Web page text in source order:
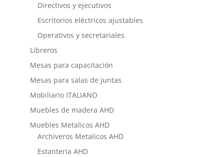
Directivos y ejecutivos
Escritorios eléctricos ajustables
Operativos y secretariales
Libreros
Mesas para capacitación
Mesas para salas de juntas
Mobiliario ITALIANO
Muebles de madera AHD
Muebles Metalicos AHD
Archiveros Metalicos AHD
Estantería AHD